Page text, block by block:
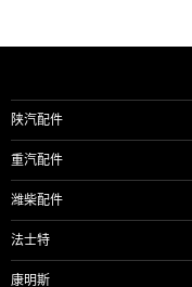
陕汽配件
重汽配件
潍柴配件
法士特
康明斯